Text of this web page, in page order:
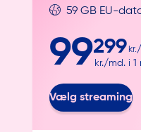
59 GB EU-
99299
kr./md. i
Vælg streaming